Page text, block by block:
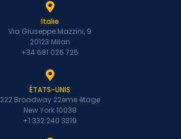
Italie
Via Giuseppe Mazzini, 9
20123 Milan
+34 681 026 725
ÉTATS-UNIS
222 Broadway 22ème étage
New York 10038
+1 332 240 3319